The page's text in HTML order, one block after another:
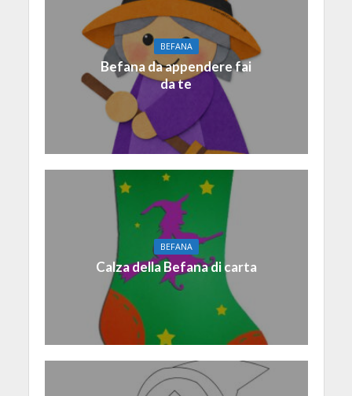
BEFANA
Befana da appendere fai
da te
BEFANA
Calza della Befana di carta